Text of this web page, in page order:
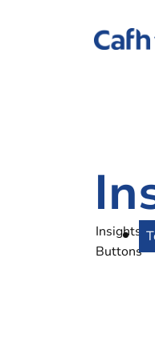
Insights
Buttons